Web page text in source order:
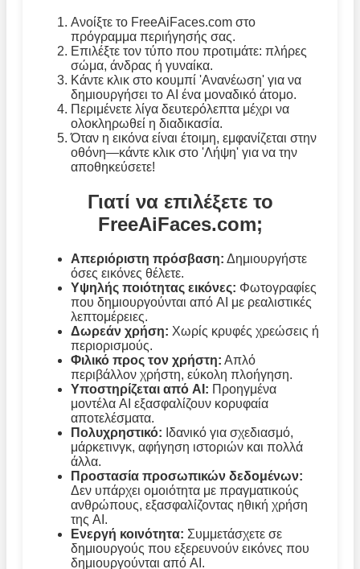
Ανοίξτε το FreeAiFaces.com στο
πρόγραμμα περιήγησής σας.
Επιλέξτε τον τύπο που προτιμάτε: πλήρες
σώμα, άνδρας ή γυναίκα.
Κάντε κλικ στο κουμπί 'Ανανέωση' για να
δημιουργήσει το AI ένα μοναδικό άτομο.
Περιμένετε λίγα δευτερόλεπτα μέχρι να
ολοκληρωθεί η διαδικασία.
Όταν η εικόνα είναι έτοιμη, εμφανίζεται στην
οθόνη—κάντε κλικ στο 'Λήψη' για να την
αποθηκεύσετε!
Γιατί να επιλέξετε το
FreeAiFaces.com;
Απεριόριστη πρόσβαση: Δημιουργήστε
όσες εικόνες θέλετε.
Υψηλής ποιότητας εικόνες: Φωτογραφίες
που δημιουργούνται από AI με ρεαλιστικές
λεπτομέρειες.
Δωρεάν χρήση: Χωρίς κρυφές χρεώσεις ή
περιορισμούς.
Φιλικό προς τον χρήστη: Απλό
περιβάλλον χρήστη, εύκολη πλοήγηση.
Υποστηρίζεται από AI: Προηγμένα
μοντέλα AI εξασφαλίζουν κορυφαία
αποτελέσματα.
Πολυχρηστικό: Ιδανικό για σχεδιασμό,
μάρκετινγκ, αφήγηση ιστοριών και πολλά
άλλα.
Προστασία προσωπικών δεδομένων:
Δεν υπάρχει ομοιότητα με πραγματικούς
ανθρώπους, εξασφαλίζοντας ηθική χρήση
της AI.
Ενεργή κοινότητα: Συμμετάσχετε σε
δημιουργούς που εξερευνούν εικόνες που
δημιουργούνται από AI.